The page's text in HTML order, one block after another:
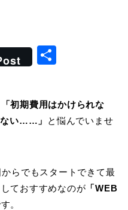
「初期費用はかけられな
ない……」
と悩んでいませ
らでもスタートできて最
ておすすめなのが 「WEB
。